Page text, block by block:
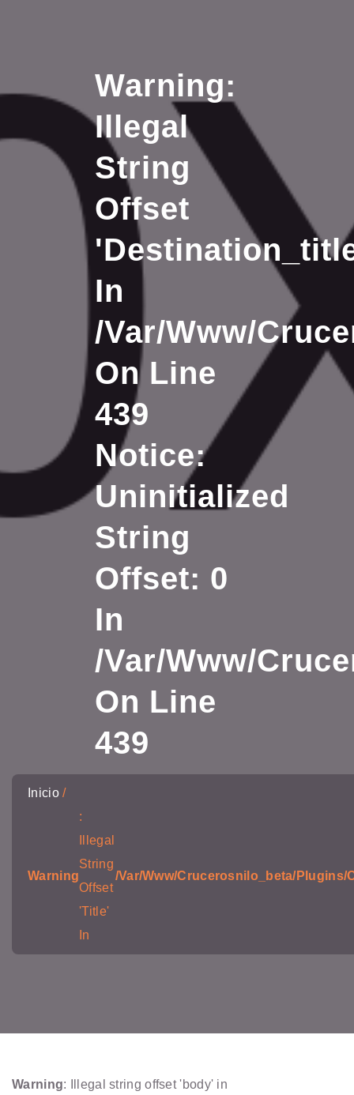
Warning:
Illegal
String
Offset
In
/var/www/
On Line
439
Notice:
Uninitialized
String
Offset: 0
In
/var/www/
On Line
439
Inicio
Warning
:
Illegal
String
Offset
'title'
In
/var/www/crucerosnilo_beta/plugins/
Warning: Illegal string offset 'body' in